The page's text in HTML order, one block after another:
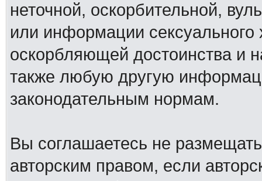
неточной, оскорбительной,
или информации
оскорбляющей достоинства и
также любую другую
законодательным нормам.
Вы соглашаетесь не
авторским правом, если